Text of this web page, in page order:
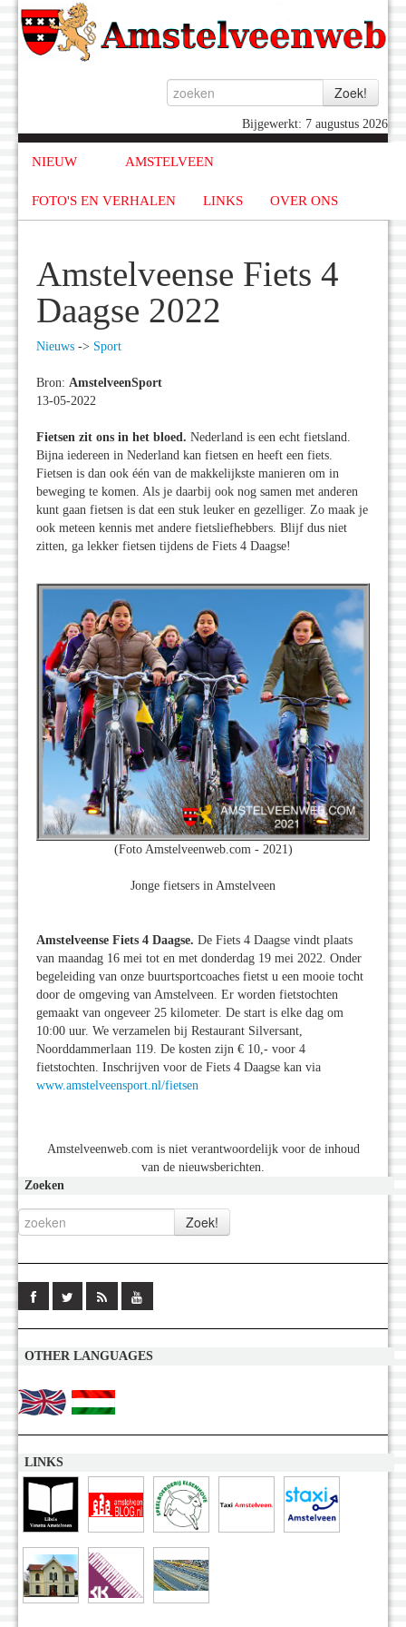
Bijgewerkt: 7 augustus 2026
NIEUW AMSTELVEEN
FOTO'S EN VERHALEN LINKS OVER ONS
Amstelveense Fiets 4
Daagse 2022
Nieuws -> Sport
Bron: AmstelveenSport
13-05-2022
Fietsen zit ons in het bloed. Nederland is een echt fietsland.
Bijna iedereen in Nederland kan fietsen en heeft een fiets.
Fietsen is dan ook één van de makkelijkste manieren om in
beweging te komen. Als je daarbij ook nog samen met anderen
kunt gaan fietsen is dat een stuk leuker en gezelliger. Zo maak je
ook meteen kennis met andere fietsliefhebbers. Blijf dus niet
zitten, ga lekker fietsen tijdens de Fiets 4 Daagse!
(Foto Amstelveenweb.com - 2021)
Jonge fietsers in Amstelveen
Amstelveense Fiets 4 Daagse. De Fiets 4 Daagse vindt plaats
van maandag 16 mei tot en met donderdag 19 mei 2022. Onder
begeleiding van onze buurtsportcoaches fietst u een mooie tocht
door de omgeving van Amstelveen. Er worden fietstochten
gemaakt van ongeveer 25 kilometer. De start is elke dag om
10:00 uur. We verzamelen bij Restaurant Silversant,
Noorddammerlaan 119. De kosten zijn € 10,- voor 4
fietstochten. Inschrijven voor de Fiets 4 Daagse kan via
www.amstelveensport.nl/fietsen
Amstelveenweb.com is niet verantwoordelijk voor de inhoud
van de nieuwsberichten.
Zoeken
OTHER LANGUAGES
LINKS